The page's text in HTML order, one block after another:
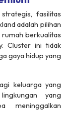
fasilitas
adalah pilihan
berkualitas
Cluster ini tidak
gaya hidup yang
keluarga yang
yang
meninggalkan